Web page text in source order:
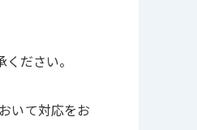
ださい。
いて対応をお